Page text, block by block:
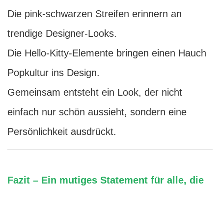
Die pink-schwarzen Streifen erinnern an
trendige Designer-Looks.
Die Hello-Kitty-Elemente bringen einen Hauch
Popkultur ins Design.
Gemeinsam entsteht ein Look, der nicht
einfach nur schön aussieht, sondern eine
Persönlichkeit ausdrückt.
Fazit – Ein mutiges Statement für alle, die